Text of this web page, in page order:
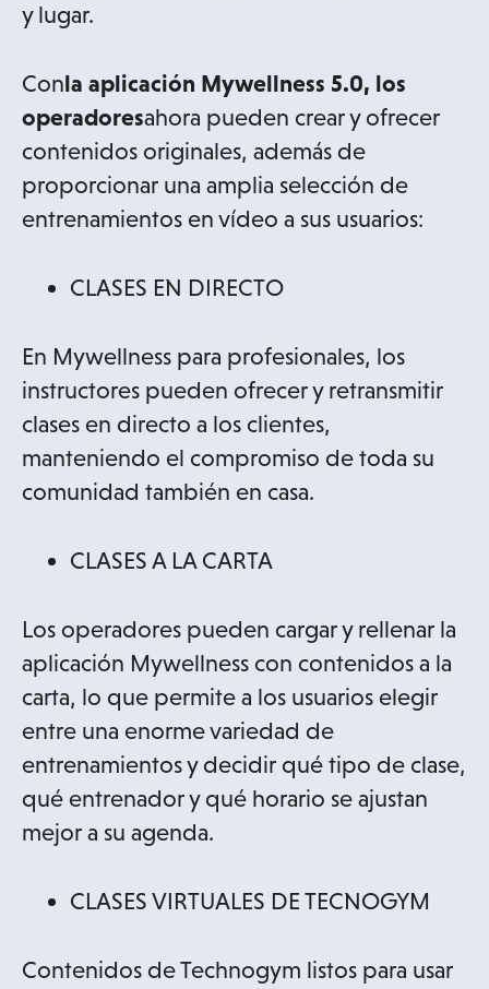
y lugar.
Conla aplicación Mywellness 5.0, los
operadoresahora pueden crear y ofrecer
contenidos originales, además de
proporcionar una amplia selección de
entrenamientos en vídeo a sus usuarios:
CLASES EN DIRECTO
En Mywellness para profesionales, los
instructores pueden ofrecer y retransmitir
clases en directo a los clientes,
manteniendo el compromiso de toda su
comunidad también en casa.
CLASES A LA CARTA
Los operadores pueden cargar y rellenar la
aplicación Mywellness con contenidos a la
carta, lo que permite a los usuarios elegir
entre una enorme variedad de
entrenamientos y decidir qué tipo de clase,
qué entrenador y qué horario se ajustan
mejor a su agenda.
CLASES VIRTUALES DE TECNOGYM
Contenidos de Technogym listos para usar